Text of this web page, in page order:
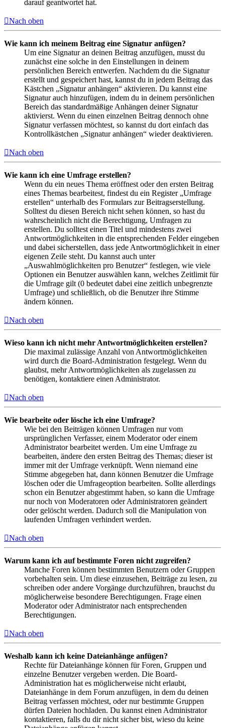
darauf geantwortet hat.
Nach oben
Wie kann ich meinem Beitrag eine Signatur anfügen?
Um eine Signatur an deinen Beitrag anzufügen, musst du
zunächst eine solche in den Einstellungen in deinem
persönlichen Bereich entwerfen. Nachdem du die Signatur
erstellt und gespeichert hast, kannst du in jedem Beitrag das
Kästchen „Signatur anhängen“ aktivieren. Du kannst eine
Signatur auch hinzufügen, indem du in deinem persönlichen
Bereich das standardmäßige Anhängen deiner Signatur
aktivierst. Wenn du einen einzelnen Beitrag dennoch ohne
Signatur verfassen möchtest, so kannst du dort einfach das
Kontrollkästchen „Signatur anhängen“ wieder deaktivieren.
Nach oben
Wie kann ich eine Umfrage erstellen?
Wenn du ein neues Thema eröffnest oder den ersten Beitrag
eines Themas bearbeitest, findest du ein Register „Umfrage
erstellen“ unterhalb des Formulars zur Beitragserstellung.
Solltest du diesen Bereich nicht sehen können, so hast du
wahrscheinlich nicht die Berechtigung, Umfragen zu
erstellen. Du solltest einen Titel und mindestens zwei
Antwortmöglichkeiten in die entsprechenden Felder eingeben
und dabei sicherstellen, dass jede Antwortmöglichkeit in einer
eigenen Zeile steht. Du kannst auch unter
„Auswahlmöglichkeiten pro Benutzer“ festlegen, wie viele
Optionen ein Benutzer auswählen kann, welches Zeitlimit für
die Umfrage gilt (0 bedeutet dabei eine zeitlich unbegrenzte
Umfrage) und schließlich, ob die Benutzer ihre Stimme
ändern können.
Nach oben
Wieso kann ich nicht mehr Antwortmöglichkeiten erstellen?
Die maximal zulässige Anzahl von Antwortmöglichkeiten
wird durch die Board-Administration festgelegt. Wenn du
glaubst, mehr Antwortmöglichkeiten als zugelassen zu
benötigen, kontaktiere einen Administrator.
Nach oben
Wie bearbeite oder lösche ich eine Umfrage?
Wie bei den Beiträgen können Umfragen nur vom
ursprünglichen Verfasser, einem Moderator oder einem
Administrator bearbeitet werden. Um eine Umfrage zu
bearbeiten, ändere den ersten Beitrag des Themas; dieser ist
immer mit der Umfrage verknüpft. Wenn niemand eine
Stimme abgegeben hat, dann können Benutzer die Umfrage
löschen oder die Umfrageoption bearbeiten. Sollte allerdings
schon ein Benutzer abgestimmt haben, so kann die Umfrage
nur noch von Moderatoren oder Administratoren geändert
oder gelöscht werden. Dadurch soll die Manipulation von
laufenden Umfragen verhindert werden.
Nach oben
Warum kann ich auf bestimmte Foren nicht zugreifen?
Manche Foren können bestimmten Benutzern oder Gruppen
vorbehalten sein. Um diese einzusehen, Beiträge zu lesen, zu
schreiben oder andere Vorgänge durchzuführen, brauchst du
möglicherweise besondere Berechtigungen. Frage einen
Moderator oder Administrator nach entsprechenden
Berechtigungen.
Nach oben
Weshalb kann ich keine Dateianhänge anfügen?
Rechte für Dateianhänge können für Foren, Gruppen und
einzelne Benutzer vergeben werden. Die Board-
Administration hat es möglicherweise nicht erlaubt,
Dateianhänge in dem Forum anzufügen, in dem du deinen
Beitrag verfassen möchtest, oder nur bestimmte Gruppen
dürfen Dateien hochladen. Du kannst einen Administrator
kontaktieren, falls du dir nicht sicher bist, wieso du keine